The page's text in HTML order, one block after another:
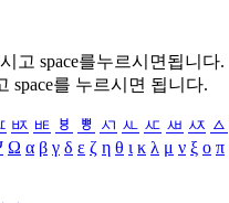
고 space를누르시면됩니다.
space를 누르시면 됩니다.
ㅶ ㅷ ㅸ ㅹ ㅺ ㅻ ㅼ ㅽ ㅾ ㅿ
Ω α β γ δ ε ζ η θ ι κ λ μ ν ξ ο π